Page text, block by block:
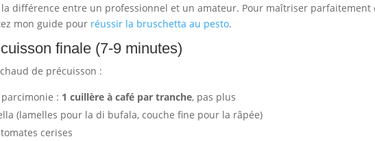
la différence entre un professionnel et un amateur. Pour maîtriser parfaitement
mon guide pour réussir la bruschetta au pesto.
finale (7-9 minutes)
de précuisson :
: 1 cuillère à café par tranche, pas plus
(lamelles pour la di bufala, couche fine pour la râpée)
cerises